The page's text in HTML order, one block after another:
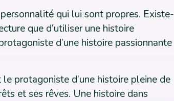
qui lui sont propres. Existe-
que d’utiliser une histoire
d’une histoire passionnante
protagoniste d’une histoire pleine de
et ses rêves. Une histoire dans